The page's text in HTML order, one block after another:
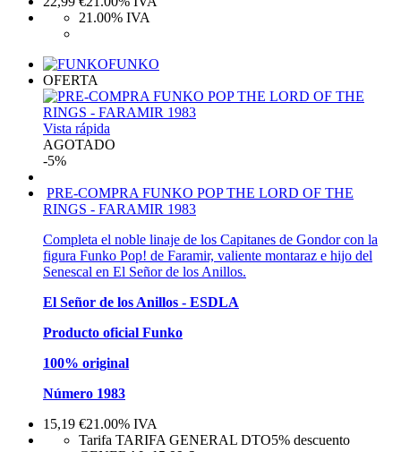
21.00% IVA
FUNKO
OFERTA
Vista rápida
AGOTADO
-5%
PRE-COMPRA FUNKO POP THE LORD OF THE
RINGS - FARAMIR 1983
Completa el noble linaje de los Capitanes de Gondor con la
figura Funko Pop! de Faramir, valiente montaraz e hijo del
Senescal en El Señor de los Anillos.
El Señor de los Anillos - ESDLA
Producto oficial Funko
100% original
Número 1983
15,19 €21.00% IVA
Tarifa TARIFA GENERAL DTO5% descuento